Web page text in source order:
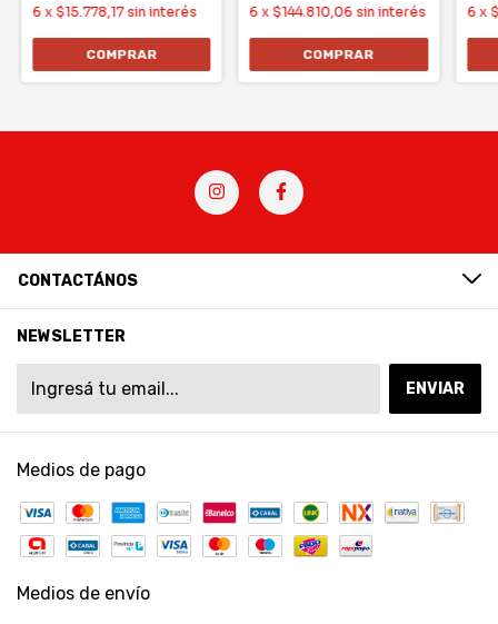
6 x $15.778,17 sin interés 6 x $144.810,06 sin interés 6 x
CONTACTÁNOS
NEWSLETTER
Medios de pago
Medios de envío